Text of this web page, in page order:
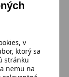
v
ktorý sa
stránku
nemu na